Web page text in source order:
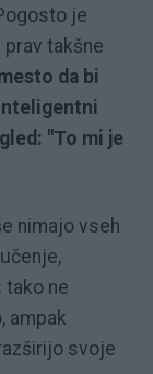
je
takšne
da bi
"To mi je
nimajo vseh
tako ne
ampak
svoje